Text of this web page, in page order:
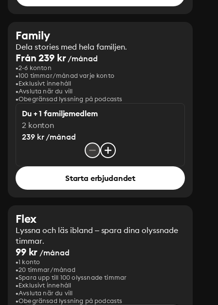
Family
Dela stories med hela familjen.
Från 239 kr/månad
2-6 konton
100 timmar/månad varje konto
Exklusivt innehåll
Avsluta när du vill
Obegränsad lyssning på podcasts
Du + 1 familjemedlem
2 konton
239 kr /månad
Starta erbjudandet
Flex
Lyssna och läs ibland – spara dina olyssnade
timmar.
99 kr /månad
1 konto
20 timmar/månad
Spara upp till 100 olyssnade timmar
Exklusivt innehåll
Avsluta när du vill
Obegränsad lyssning på podcasts